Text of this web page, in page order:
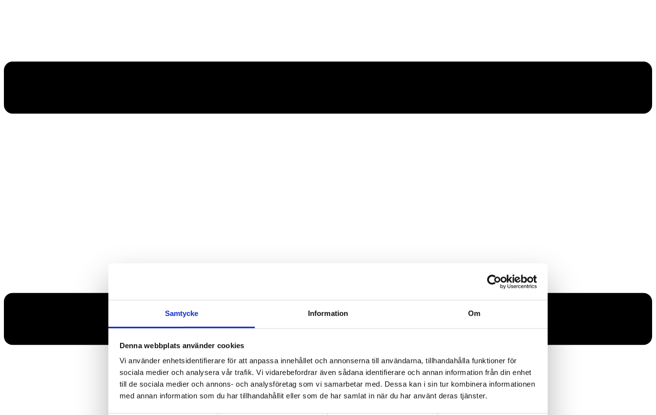
Samtycke Information Om
Denna webbplats använder cookies
Vi använder enhetsidentifierare för att anpassa innehållet och annonserna till användarna, tillhandahålla funktioner för
sociala medier och analysera vår trafik. Vi vidarebefordrar även sådana identifierare och annan information från din enhet
till de sociala medier och annons- och analysföretag som vi samarbetar med. Dessa kan i sin tur kombinera informationen
med annan information som du har tillhandahållit eller som de har samlat in när du har använt deras tjänster.